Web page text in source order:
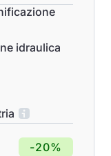
idraulica
-20%